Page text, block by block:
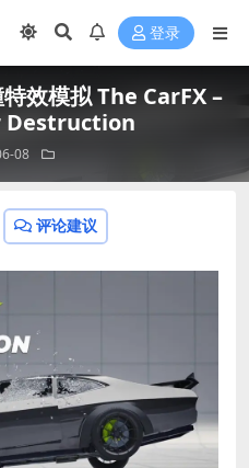
登录
特效模拟 The CarFX –
Destruction
08
评论建议